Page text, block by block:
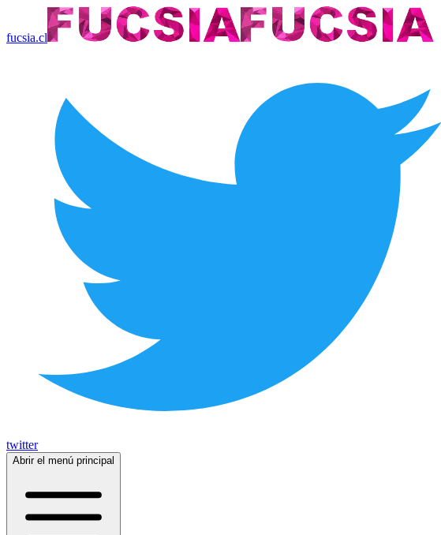
fucsia.cl
twitter
Abrir el menú principal